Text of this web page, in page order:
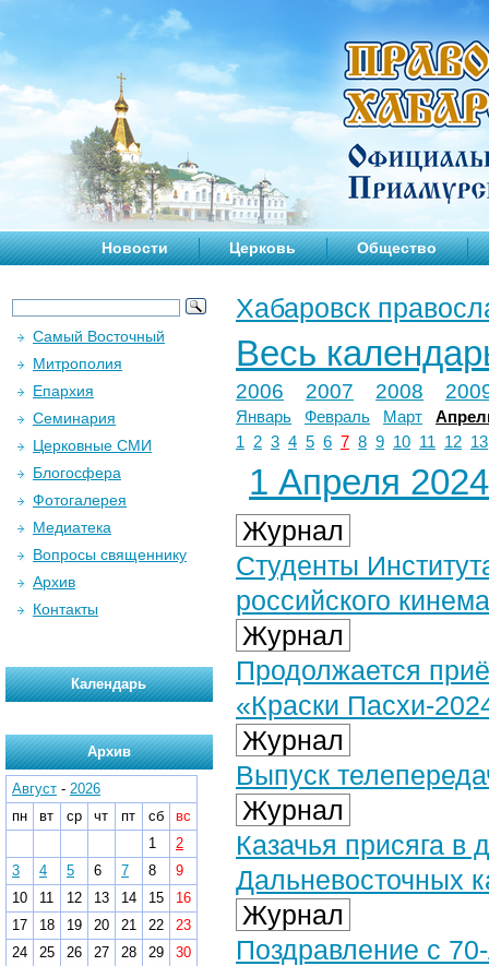
Новости Церковь Общество
Хабаровск
Весь
2006 2007 2008
Январь Февраль Март
1
2 3 4 5 6 7 8 9 10 11 12 13
1 Апреля 2024
Журнал
Студенты
российского
Журнал
Продолжается
«Краски Пасхи-
Журнал
Выпуск
Журнал
Казачья присяга в
Дальневосточных
Журнал
Поздравление с
Самый Восточный
Митрополия
Епархия
Семинария
Церковные СМИ
Блогосфера
Фотогалерея
Медиатека
Вопросы священнику
Архив
Контакты
Календарь
Архив
Август - 2026
пн
вт ср чт пт сб
вс
1
2
3
4 5 6 7 8
9
10
11 12 13 14 15
16
17
18 19 20 21 22
23
24
25 26 27 28 29
30